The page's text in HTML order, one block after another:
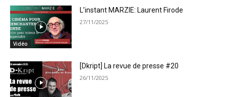
Vidéo
L’instant MARZIE: Laurent Firode
27/11/2025
[Dkript] La revue de presse #20
26/11/2025